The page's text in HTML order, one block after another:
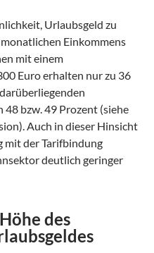
Urlaubsgeld zu
Einkommens
mit einem
Euro erhalten nur zu 36
48 bzw. 49 Prozent (siehe
Auch in dieser Hinsicht
mit der Tarifbindung
deutlich geringer
des